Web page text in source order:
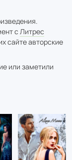
с Литрес
сайте авторские
или заметили